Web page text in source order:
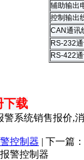
辅助输出
控制输出
CAN通讯
RS-232
RS-422
下载
系统销售报价,
控制器 | 下一篇：
警控制器